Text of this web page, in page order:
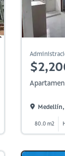
Medellín,
80.0 m2